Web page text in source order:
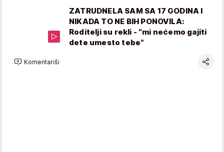
ZATRUDNELA SAM SA 17 GODINA I
NIKADA TO NE BIH PONOVILA:
Roditelji su rekli - "mi nećemo gajiti
dete umesto tebe"
Komentariši